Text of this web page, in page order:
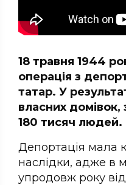
18 травня 1944
операція з
татар. У
власних
180 тисяч людей.
Депортація мала
наслідки, адже в
упродовж року